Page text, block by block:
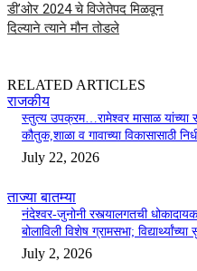
डी’ओर 2024 चे विजेतेपद मिळवून
दिल्याने त्याने मौन तोडले
RELATED ARTICLES
राजकीय
स्तुत्य उपक्रम…रामेश्वर मासाळ
कौतुक,शाळा व गावाच्या विकासासाठी
July 22, 2026
ताज्या बातम्या
नंदेश्वर-जुनोनी रस्त्यालगतची
बोलाविली विशेष ग्रामसभा;
July 2, 2026